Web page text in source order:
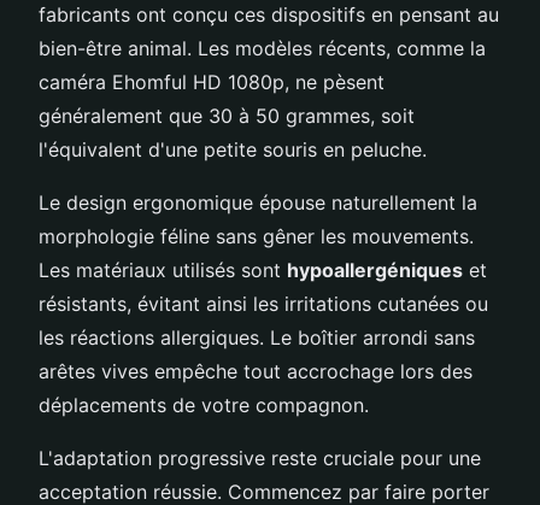
fabricants ont conçu ces dispositifs en pensant au
bien-être animal. Les modèles récents, comme la
caméra Ehomful HD 1080p, ne pèsent
généralement que 30 à 50 grammes, soit
l'équivalent d'une petite souris en peluche.
Le design ergonomique épouse naturellement la
morphologie féline sans gêner les mouvements.
Les matériaux utilisés sont hypoallergéniques et
résistants, évitant ainsi les irritations cutanées ou
les réactions allergiques. Le boîtier arrondi sans
arêtes vives empêche tout accrochage lors des
déplacements de votre compagnon.
L'adaptation progressive reste cruciale pour une
acceptation réussie. Commencez par faire porter